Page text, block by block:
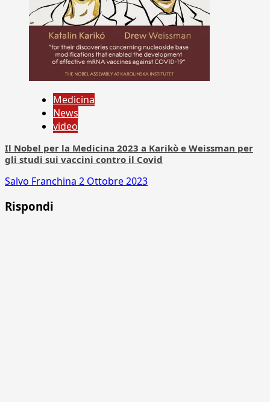
Medicina
News
video
Il Nobel per la Medicina 2023 a Karikò e Weissman per
gli studi sui vaccini contro il Covid
Salvo Franchina 2 Ottobre 2023
Rispondi